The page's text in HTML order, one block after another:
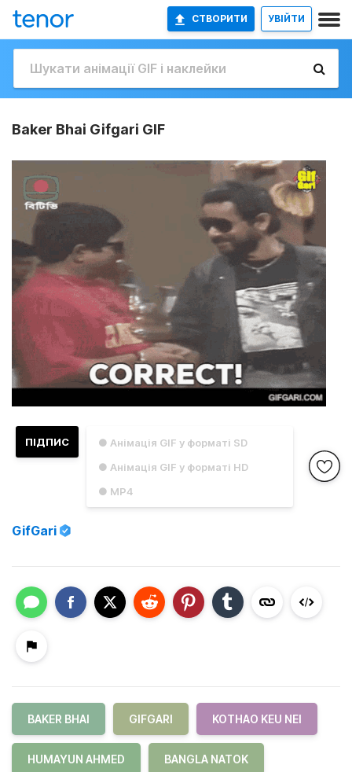
СТВОРИТИ УВІЙТИ
Baker Bhai Gifgari GIF
● Анімація GIF у форматі SD
● Анімація GIF у форматі HD
● MP4
ПІДПИС
GifGari
BAKER BHAI GIFGARI KOTHAO KEU NEI
HUMAYUN AHMED BANGLA NATOK